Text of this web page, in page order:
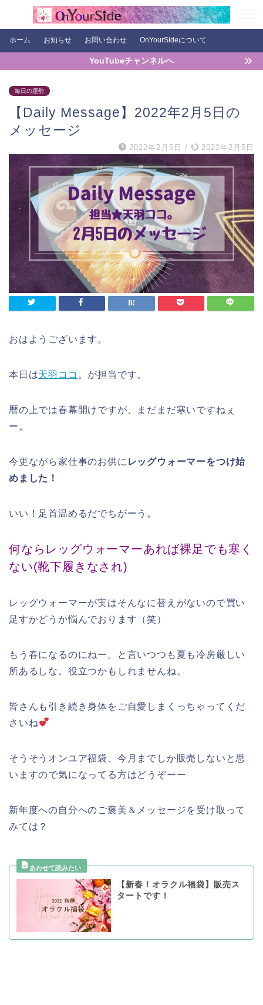
ホーム お知らせ お問い合わせ OnYourSideについて
YouTubeチャンネルへ
毎日の運勢
【Daily Message】2022年2月5日の
メッセージ
2022年2月5日 / 2022年2月5日
おはようございます。
本日は天羽ココ 。が担当です。
暦の上では春幕開けですが、まだまだ寒いですねぇ
ー。
今更ながら家仕事のお供に レッグウォーマーをつけ始
めました！
いい！足首温めるだでちがーう。
何ならレッグウォーマーあれば裸足でも寒く
ない(靴下履きなされ)
レッグウォーマーが実はそんなに替えがないので買い
足すかどうか悩んでおります（笑）
もう春になるのにねー。と言いつつも夏も冷房厳しい
所あるしな。役立つかもしれませんね。
皆さんも引き続き身体をご自愛しまくっちゃってくだ
さいね
そうそうオンユア福袋、今月までしか販売しないと思
いますので気になってる方はどうぞーー
新年度への自分へのご褒美＆メッセージを受け取って
みては？
【新春！オラクル福袋】販売ス
タートです！